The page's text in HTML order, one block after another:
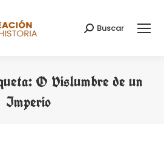
Buscar:
Buscar
O Vislumbre de un
Imperio